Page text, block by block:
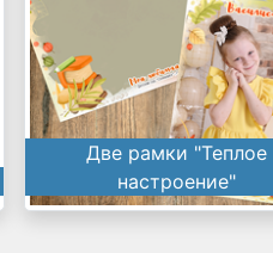
Две рамки "Теплое
настроение"